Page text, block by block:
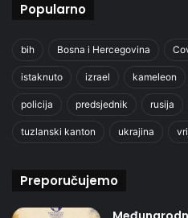
Popularno
bih Bosna i Hercegovina
istaknuto izrael kameleon
policija predsjednik rusija
tuzlanski kanton ukrajina
Preporučujemo